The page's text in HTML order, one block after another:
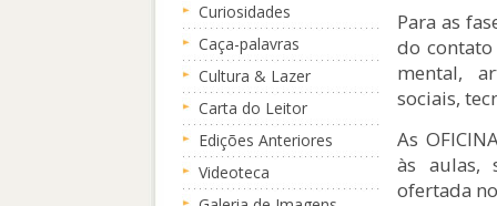
Curiosidades
Caça-palavras
Cultura & Lazer
Carta do Leitor
Edições Anteriores
Videoteca
Para as
do contato
mental,
sociais,
As
às aulas,
ofertada